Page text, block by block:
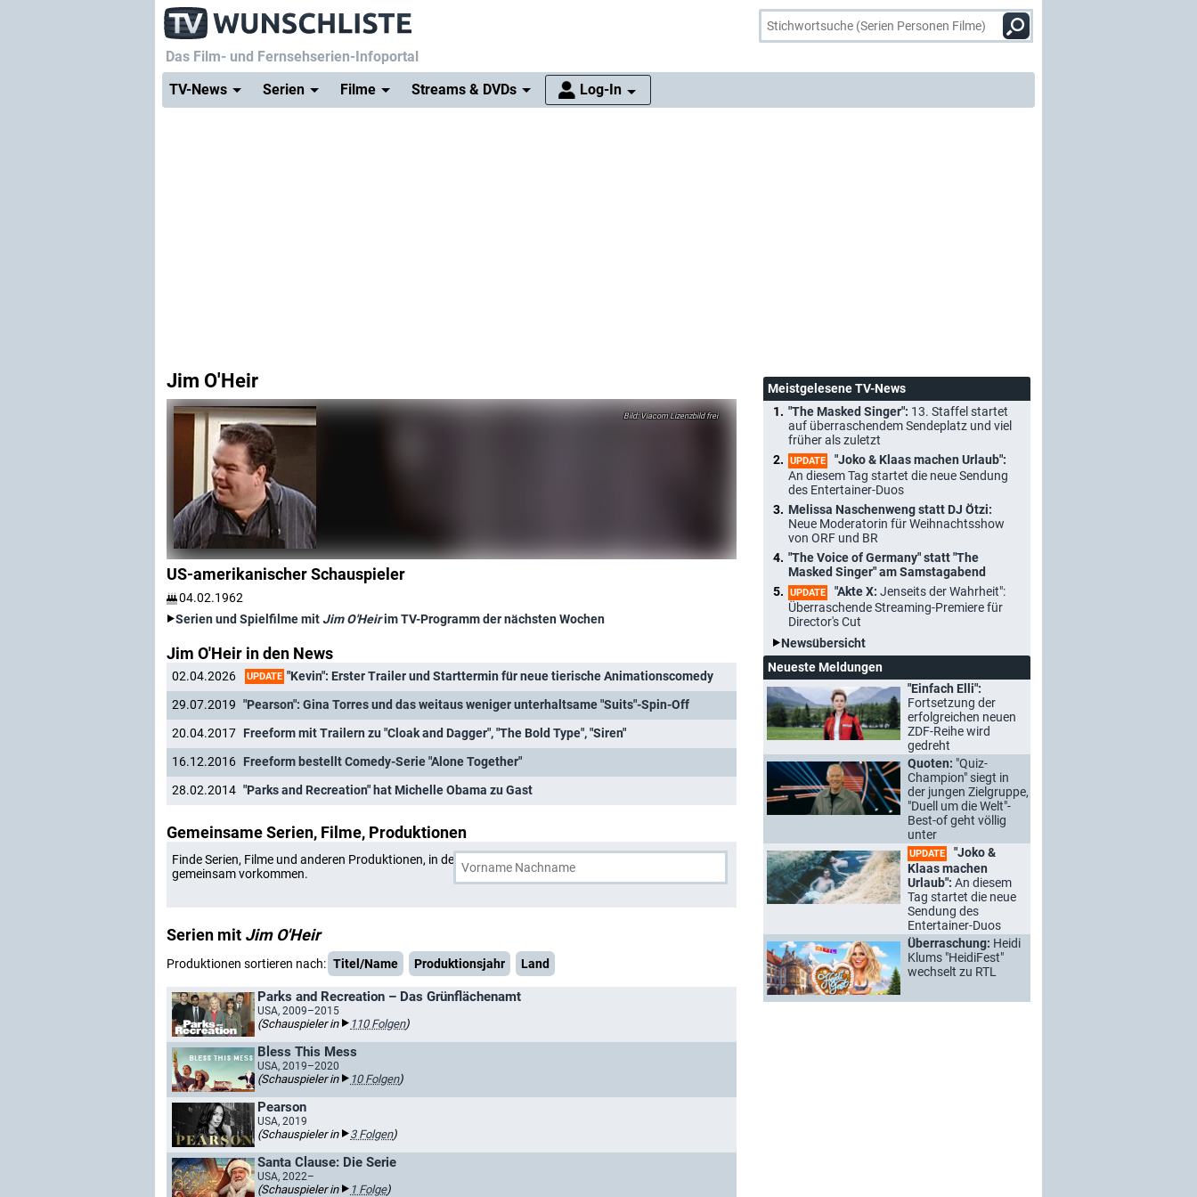
Das Film- und Fernsehserien-Infoportal
TV-News
Serien Filme Streams & DVDs Log-In
Jim O'Heir
Viacom Lizenzbild frei
US-amerikanischer Schauspieler
04.02.1962
Serien und Spielfilme mit Jim O'Heirim TV-Programm der nächsten Wochen
Jim O'Heir in den News
02.04.2026 UPDATE "Kevin": Erster Trailer und Starttermin für neue tierische Animationscomedy
29.07.2019 "Pearson": Gina Torres und das weitaus weniger unterhaltsame "Suits"-Spin-Off
20.04.2017 Freeform mit Trailern zu "Cloak and Dagger", "The Bold Type", "Siren"
16.12.2016 Freeform bestellt Comedy-Serie "Alone Together"
28.02.2014 "Parks and Recreation" hat Michelle Obama zu Gast
Gemeinsame Serien, Filme, Produktionen
Finde Serien, Filme und anderen Produktionen, in denen
und eine weitere Person
gemeinsam vorkommen.
Serien mit Jim O'Heir
Produktionen sortieren nach: Titel/Name Produktionsjahr Land
Parks and Recreation – Das Grünflächenamt
USA, 2009–2015
(Schauspieler in 110 Folgen)
Bless This Mess
USA, 2019–2020
(Schauspieler in 10 Folgen)
Pearson
USA, 2019
(Schauspieler in 3 Folgen)
Santa Clause: Die Serie
USA, 2022–
(Schauspieler in 1 Folge)
Meistgelesene TV-News
"The Masked Singer": 13. Staffel startet
auf überraschendem Sendeplatz und viel
früher als zuletzt
UPDATE
"Joko & Klaas machen Urlaub":
An diesem Tag startet die neue Sendung
des Entertainer-Duos
Melissa Naschenweng statt DJ Ötzi:
Neue Moderatorin für Weihnachtsshow
von ORF und BR
"The Voice of Germany" statt "The
Masked Singer" am Samstagabend
UPDATE "Akte X: Jenseits der Wahrheit":
Überraschende Streaming-Premiere für
Director's Cut
Newsübersicht
Neueste Meldungen
"Einfach Elli":
Fortsetzung der
erfolgreichen neuen
ZDF-Reihe wird
gedreht
Quoten: "Quiz-
Champion" siegt in
der jungen Zielgruppe,
"Duell um die Welt"-
Best-of geht völlig
unter
UPDATE
"Joko &
Klaas machen
Urlaub": An diesem
Tag startet die neue
Sendung des
Entertainer-Duos
Überraschung: Heidi
Klums "HeidiFest"
wechselt zu RTL